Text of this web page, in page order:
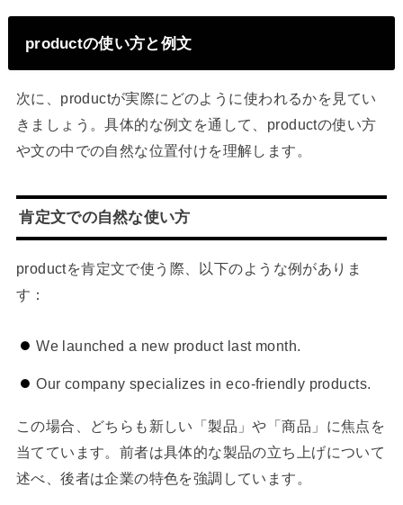
productの使い方と例文
次に、productが実際にどのように使われるかを見てい
きましょう。具体的な例文を通して、productの使い方
や文の中での自然な位置付けを理解します。
肯定文での自然な使い方
productを肯定文で使う際、以下のような例がありま
す：
We launched a new product last month.
Our company specializes in eco-friendly products.
この場合、どちらも新しい「製品」や「商品」に焦点を
当てています。前者は具体的な製品の立ち上げについて
述べ、後者は企業の特色を強調しています。